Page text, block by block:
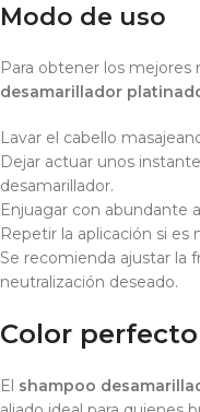
Modo de uso
Para obtener los mejores
desamarillador
Lavar el cabello
Dejar actuar unos
desamarillador.
Enjuagar con abundante
Repetir la aplicación si es
Se recomienda ajustar la
neutralización deseado.
Color
El shampoo